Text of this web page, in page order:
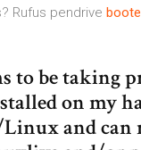
Rufus pendrive
to be taking
on my
and can